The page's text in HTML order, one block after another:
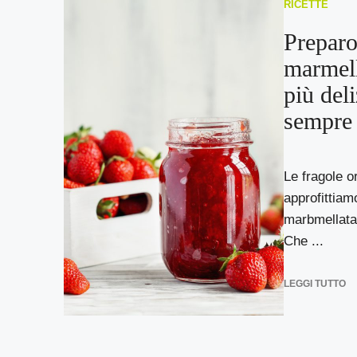
RICETTE
più
sempre
Le fragole
Che ...
LEGGI TUTTO